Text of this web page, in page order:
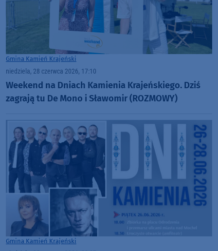
Gmina Kamień Krajeński
niedziela, 28 czerwca 2026, 17:10
Weekend na Dniach Kamienia Krajeńskiego. Dziś
zagrają tu De Mono i Sławomir (ROZMOWY)
Gmina Kamień Krajeński